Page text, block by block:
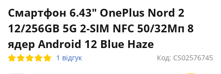
Смартфон 6.43" OnePlus Nord 2
12/256GB 5G 2-SIM NFC 50/32Мп 8
ядер Android 12 Blue Haze
1 відгук Код: CS02576745